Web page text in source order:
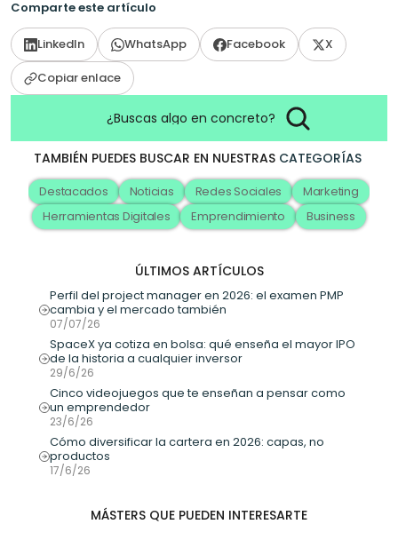
Comparte este artículo
LinkedIn WhatsApp Facebook
X
Copiar enlace
¿Buscas algo en concreto?
TAMBIÉN PUEDES BUSCAR EN NUESTRAS CATEGORÍAS
Destacados Noticias Redes Sociales
Marketing
Herramientas Digitales
Emprendimiento Business
ÚLTIMOS ARTÍCULOS
Perfil del project manager en 2026: el examen PMP
cambia y el mercado también
07/07/26
SpaceX ya cotiza en bolsa: qué enseña el mayor IPO
de la historia a cualquier inversor
29/6/26
Cinco videojuegos que te enseñan a pensar como
un emprendedor
23/6/26
Cómo diversificar la cartera en 2026: capas, no
productos
17/6/26
MÁSTERS QUE PUEDEN INTERESARTE